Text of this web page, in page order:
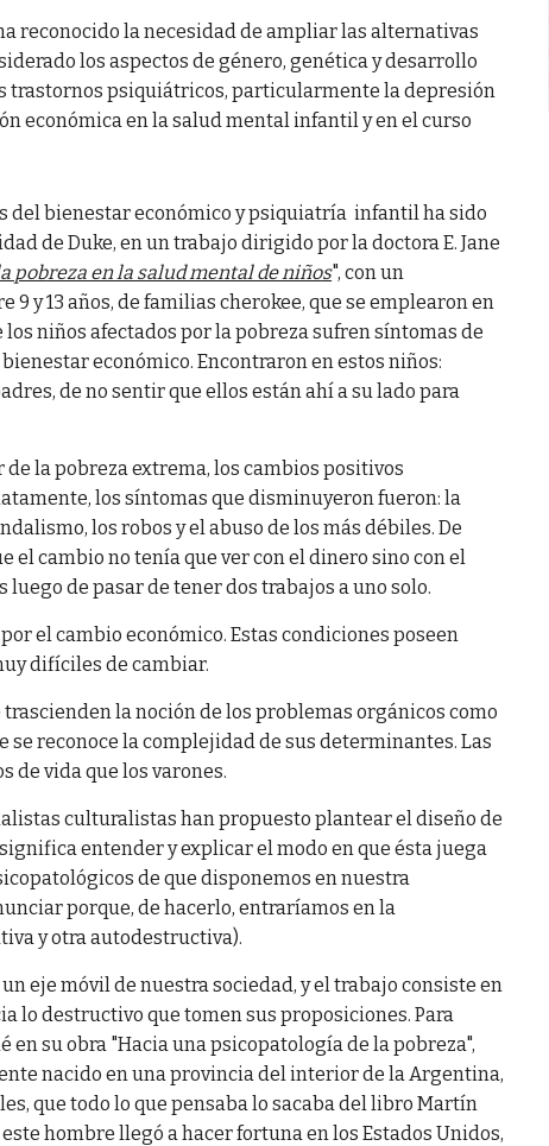
reconocido la necesidad de ampliar las alternativas
los aspectos de género, genética y desarrollo
trastornos psiquiátricos, particularmente la depresión
económica en la salud mental infantil y en el curso
del bienestar económico y psiquiatría infantil ha sido
de Duke, en un trabajo dirigido por la doctora E. Jane
pobreza en la salud mental de niños", con un
9 y 13 años, de familias cherokee, que se emplearon en
niños afectados por la pobreza sufren síntomas de
económico. Encontraron en estos niños:
de no sentir que ellos están ahí a su lado para
la pobreza extrema, los cambios positivos
los síntomas que disminuyeron fueron: la
los robos y el abuso de los más débiles. De
el cambio no tenía que ver con el dinero sino con el
de pasar de tener dos trabajos a uno solo.
el cambio económico. Estas condiciones poseen
difíciles de cambiar.
la noción de los problemas orgánicos como
se reconoce la complejidad de sus determinantes. Las
de vida que los varones.
culturalistas han propuesto plantear el diseño de
entender y explicar el modo en que ésta juega
de que disponemos en nuestra
porque, de hacerlo, entraríamos en la
y otra autodestructiva).
eje móvil de nuestra sociedad, y el trabajo consiste en
lo destructivo que tomen sus proposiciones. Para
su obra "Hacia una psicopatología de la pobreza",
nacido en una provincia del interior de la Argentina,
que todo lo que pensaba lo sacaba del libro Martín
hombre llegó a hacer fortuna en los Estados Unidos,